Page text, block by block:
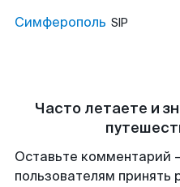
Симферополь SIP
Часто летаете и
Оставьте комментарий
пользователям принять